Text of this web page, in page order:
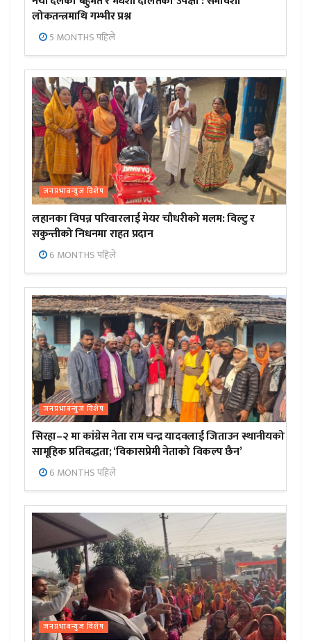
लोकतन्त्रमाथि गम्भीर प्रश्न
5 MONTHS पहिले
जनप्रभाबन्युज विशेष
लहानका विपन्न परिवारलाई मेयर चौधरीको मलम: विल्टु र
सकुन्तीको निधनमा राहत प्रदान
6 MONTHS पहिले
जनप्रभाबन्युज विशेष
सिरहा–२ मा कांग्रेस नेता राम चन्द्र यादवलाई जिताउन स्थानीयको
सामूहिक प्रतिबद्धता; ‘विकासप्रेमी नेताको विकल्प छैन’
6 MONTHS पहिले
जनप्रभाबन्युज विशेष